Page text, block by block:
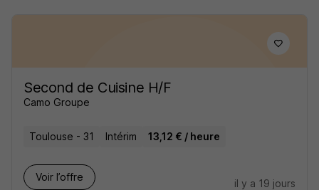
Second de Cuisine H/F
Camo Groupe
Toulouse - 31 Intérim 13,12 € / heure
Voir l’offre
il y a 19 jours